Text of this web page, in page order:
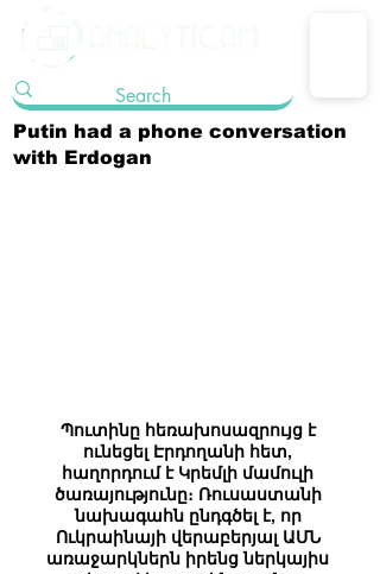
Putin had a phone conversation
with Erdogan
Պուտինը հեռախոսազրույց է
ունեցել Էրդողանի հետ,
հաղորդում է Կրեմլի մամուլի
ծառայությունը։ Ռուսաստանի
նախագահն ընդգծել է, որ
Ուկրաինայի վերաբերյալ ԱՄՆ
առաջարկներն իրենց ներկայիս